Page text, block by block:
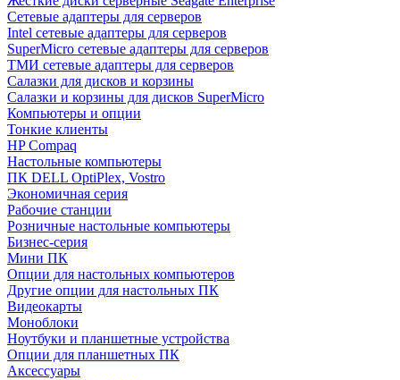
Сетевые адаптеры для серверов
Intel сетевые адаптеры для серверов
SuperMicro сетевые адаптеры для серверов
ТМИ сетевые адаптеры для серверов
Салазки для дисков и корзины
Салазки и корзины для дисков SuperMicro
Компьютеры и опции
Тонкие клиенты
HP Compaq
Настольные компьютеры
ПК DELL OptiPlex, Vostro
Экономичная серия
Рабочие станции
Розничные настольные компьютеры
Бизнес-серия
Мини ПК
Опции для настольных компьютеров
Другие опции для настольных ПК
Видеокарты
Моноблоки
Ноутбуки и планшетные устройства
Опции для планшетных ПК
Аксессуары